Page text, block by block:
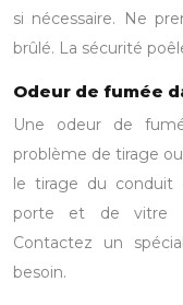
si nécessaire. Ne
brûlé. La sécurité
Odeur de fumée
Une odeur de
problème de tirage
le tirage du conduit
porte et de vitre
Contactez un
besoin.